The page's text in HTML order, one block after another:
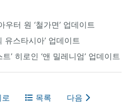
우터 원 ‘철가면’ 업데이트
유스타시아’ 업데이트
’ 히로인 ‘앤 밀레니엄’ 업데이트
목록 다음